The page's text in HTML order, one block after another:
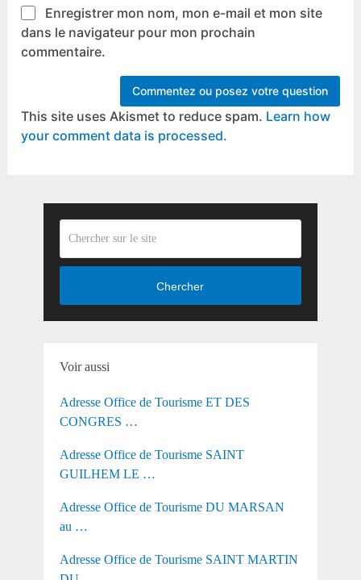
Enregistrer mon nom, mon e-mail et mon site
dans le navigateur pour mon prochain
commentaire.
This site uses Akismet to reduce spam. Learn how
your comment data is processed.
Chercher
Voir aussi
Adresse Office de Tourisme ET DES
CONGRES …
Adresse Office de Tourisme SAINT
GUILHEM LE …
Adresse Office de Tourisme DU MARSAN
au …
Adresse Office de Tourisme SAINT MARTIN